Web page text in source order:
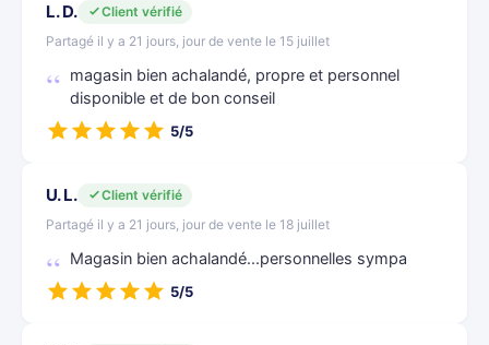
L. D.
Client vérifié
Partagé il y a 21 jours, jour de vente le 15 juillet
magasin bien achalandé, propre et personnel
disponible et de bon conseil
5/5
U. L.
Client vérifié
Partagé il y a 21 jours, jour de vente le 18 juillet
Magasin bien achalandé...personnelles sympa
5/5